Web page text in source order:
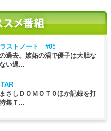
ラストノート #05
過去。嫉妬の渦で優子は大胆な
い過...
さしＤＯＭＯＴＯほか記録を打
集Ｔ...